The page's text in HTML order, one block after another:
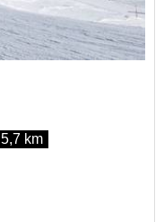
5,7 km